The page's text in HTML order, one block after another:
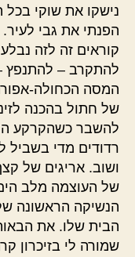
נישקו את שוקי בכל
הפנתי את גבי
קוראים זה לזה
להתקרב – להתנפץ
המסה הכחולה-
של חתול בהכנה
להשבר כשהקרקע
רדודים מדי בשביל
ושוב. אריגים של
של העוצמה מלב
הנשיקה הראשונה
הבית שלו. את
שמורה לי בזיכרון